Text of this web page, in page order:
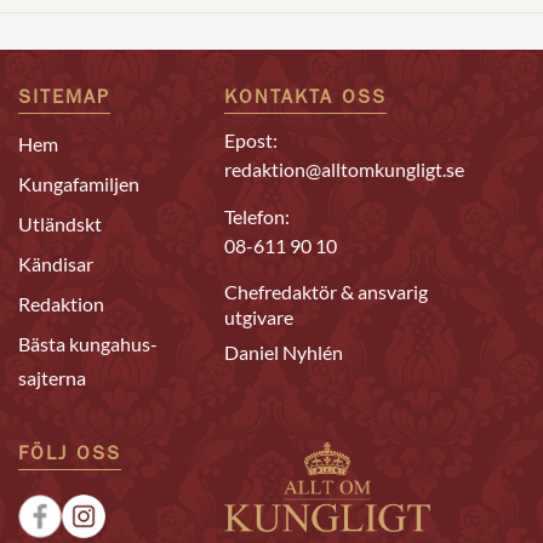
SITEMAP
Hem
Kungafamiljen
Utländskt
Kändisar
Redaktion
Bästa kungahus-
sajterna
KONTAKTA OSS
Epost:
redaktion@alltomkungligt.se
Telefon:
08-611 90 10
Chefredaktör & ansvarig
utgivare
Daniel Nyhlén
FÖLJ OSS